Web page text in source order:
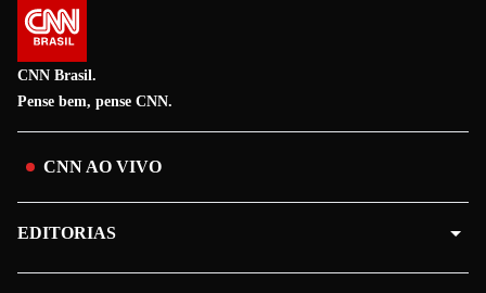
CNN Brasil.
Pense bem, pense CNN.
CNN AO VIVO
EDITORIAS